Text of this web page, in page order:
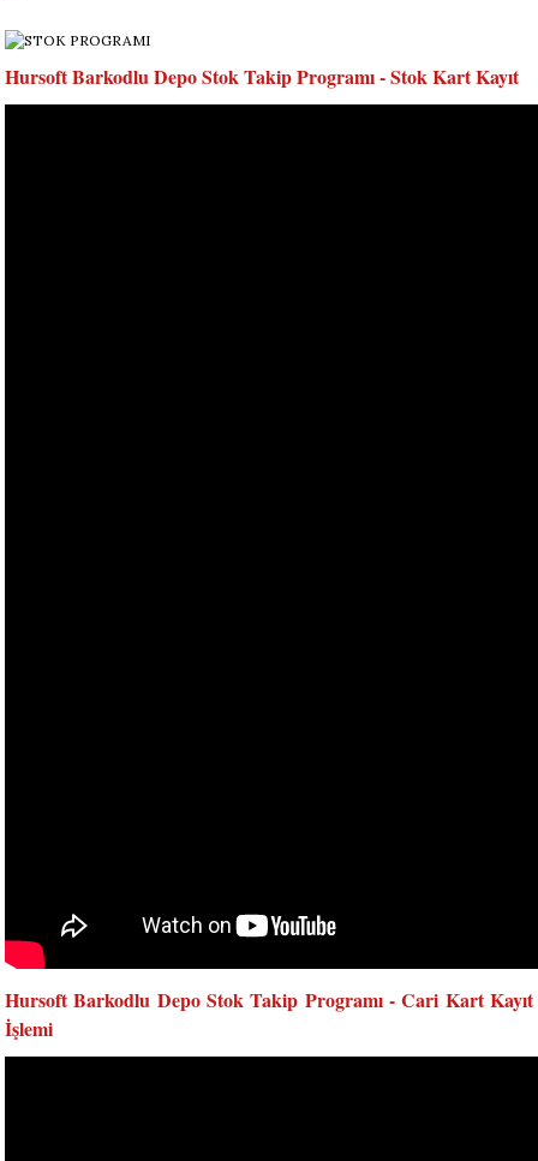
Hursoft Barkodlu Depo Stok Takip Programı - Stok Kart Kayıt
Hursoft Barkodlu Depo Stok Takip Programı - Cari Kart Kayıt
İşlemi